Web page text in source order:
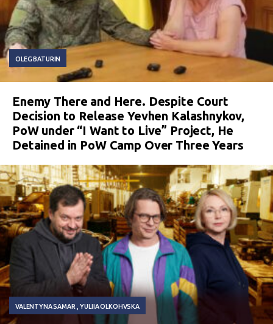
OLEG BATURIN
Enemy There and Here. Despite Court
Decision to Release Yevhen Kalashnykov,
PoW under “I Want to Live” Project, He
Detained in PoW Camp Over Three Years
VALENTYNA SAMAR YULIIA OLKOHVSKA